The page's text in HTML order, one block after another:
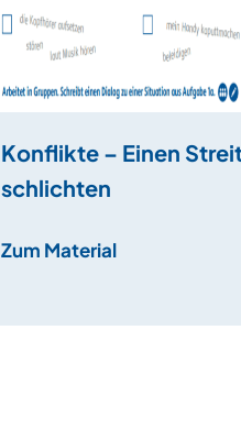
Konflikte – Einen
schlichten
Zum Material